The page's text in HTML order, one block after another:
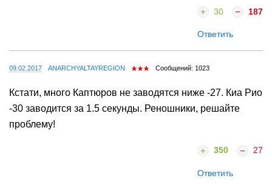
30 187
Ответить
09.02.2017 ANARCHYALTAYREGION Сообщений: 1023
Кстати, много Каптюров не заводятся ниже -27. Киа Рио
-30 заводится за 1.5 секунды. Реношники, решайте
проблему!
350 27
Ответить